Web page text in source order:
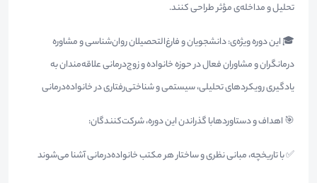
تحلیل و مداخله‌ی مؤثر طراحی کنند.
🎓 این دوره ویژه‌ی: دانشجویان و فارغ‌التحصیلان روان‌شناسی و مشاوره
درمانگران و مشاوران فعال در حوزه خانواده و زوج‌درمانی علاقه‌مندان به
یادگیری رویکردهای تحلیلی، سیستمی و شناختی‌رفتاری در خانواده‌درمانی
🎯 اهداف و دستاوردهابا گذراندن این دوره، شرکت‌کنندگان:
✅ با تاریخچه، مبانی نظری و ساختار هر مکتب خانواده‌درمانی آشنا می‌شوند